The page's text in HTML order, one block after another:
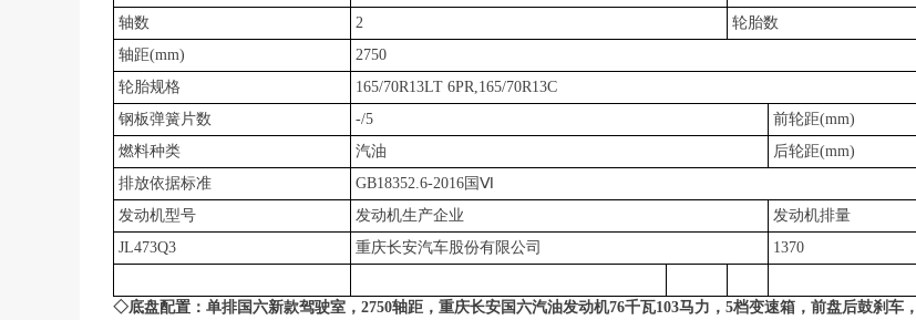
轴数
2 轮胎数
轴距(mm)
2750
轮胎规格
165/70R13LT 6PR,165/70R13C
钢板弹簧片数
-/5 前轮距(mm)
燃料种类
汽油 后轮距(mm)
排放依据标准
GB18352.6-2016国Ⅵ
发动机型号
发动机生产企业 发动机排量
JL473Q3
重庆长安汽车股份有限公司 1370
◇底盘配置： 单排国六新款驾驶室， 2750轴距，重庆长安国六汽油发动机76千瓦103马力，5档变速箱，前盘后鼓刹车